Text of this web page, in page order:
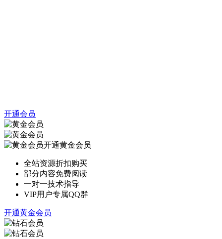
开通会员
开通黄金会员
全站资源折扣购买
部分内容免费阅读
一对一技术指导
VIP用户专属QQ群
开通黄金会员